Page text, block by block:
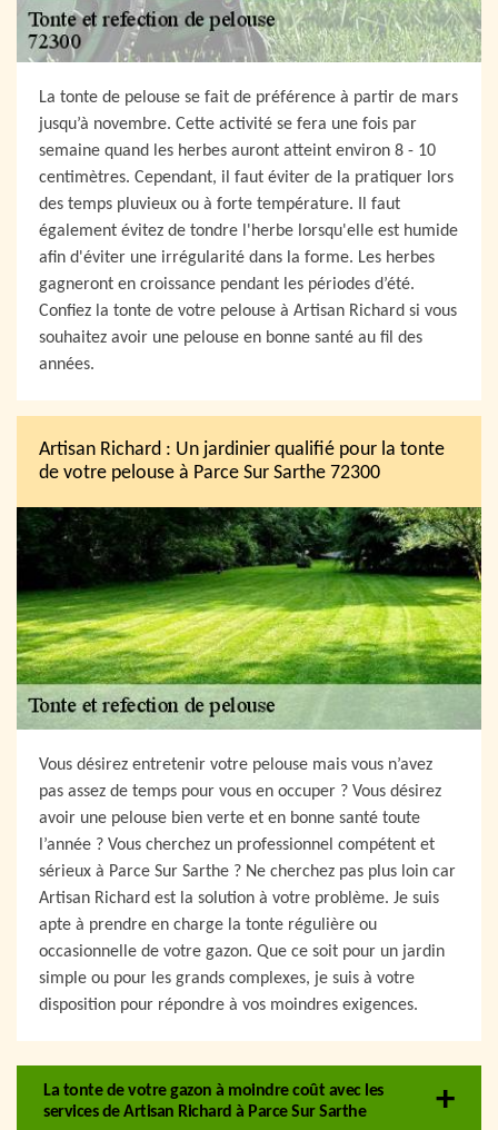
La tonte de pelouse se fait de préférence à partir de mars
jusqu’à novembre. Cette activité se fera une fois par
semaine quand les herbes auront atteint environ 8 - 10
centimètres. Cependant, il faut éviter de la pratiquer lors
des temps pluvieux ou à forte température. Il faut
également évitez de tondre l'herbe lorsqu'elle est humide
afin d'éviter une irrégularité dans la forme. Les herbes
gagneront en croissance pendant les périodes d’été.
Confiez la tonte de votre pelouse à Artisan Richard si vous
souhaitez avoir une pelouse en bonne santé au fil des
années.
Artisan Richard : Un jardinier qualifié pour la tonte
de votre pelouse à Parce Sur Sarthe 72300
Vous désirez entretenir votre pelouse mais vous n’avez
pas assez de temps pour vous en occuper ? Vous désirez
avoir une pelouse bien verte et en bonne santé toute
l’année ? Vous cherchez un professionnel compétent et
sérieux à Parce Sur Sarthe ? Ne cherchez pas plus loin car
Artisan Richard est la solution à votre problème. Je suis
apte à prendre en charge la tonte régulière ou
occasionnelle de votre gazon. Que ce soit pour un jardin
simple ou pour les grands complexes, je suis à votre
disposition pour répondre à vos moindres exigences.
La tonte de votre gazon à moindre coût avec les
services de Artisan Richard à Parce Sur Sarthe